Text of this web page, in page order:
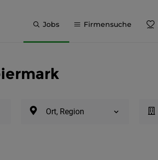
Jobs Firmensuche
Ort, Region